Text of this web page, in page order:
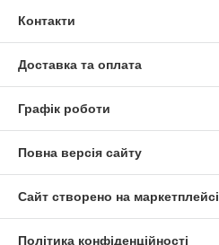
Контакти
Доставка та оплата
Графік роботи
Повна версія сайту
Сайт створено на маркетплейсі
Політика конфіденційності